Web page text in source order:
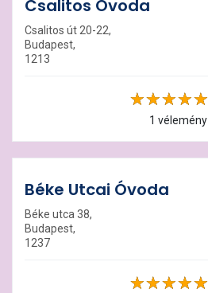
Csalitos Óvoda
Csalitos út 20-22,
Budapest,
1213
1 vélemény
Béke Utcai Óvoda
Béke utca 38,
Budapest,
1237